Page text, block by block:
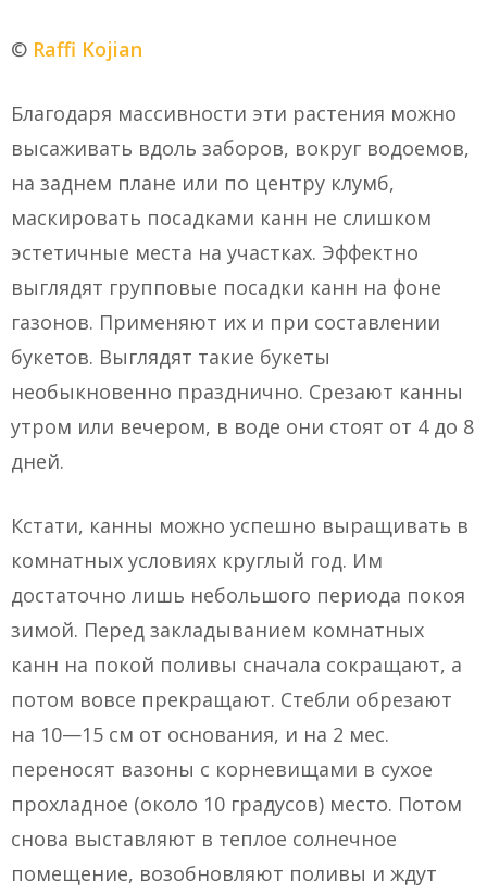
© Raffi Kojian
Благодаря массивности эти растения можно
высаживать вдоль заборов, вокруг водоемов,
на заднем плане или по центру клумб,
маскировать посадками канн не слишком
эстетичные места на участках. Эффектно
выглядят групповые посадки канн на фоне
газонов. Применяют их и при составлении
букетов. Выглядят такие букеты
необыкновенно празднично. Срезают канны
утром или вечером, в воде они стоят от 4 до 8
дней.
Кстати, канны можно успешно выращивать в
комнатных условиях круглый год. Им
достаточно лишь небольшого периода покоя
зимой. Перед закладыванием комнатных
канн на покой поливы сначала сокращают, а
потом вовсе прекращают. Стебли обрезают
на 10—15 см от основания, и на 2 мес.
переносят вазоны с корневищами в сухое
прохладное (около 10 градусов) место. Потом
снова выставляют в теплое солнечное
помещение, возобновляют поливы и ждут